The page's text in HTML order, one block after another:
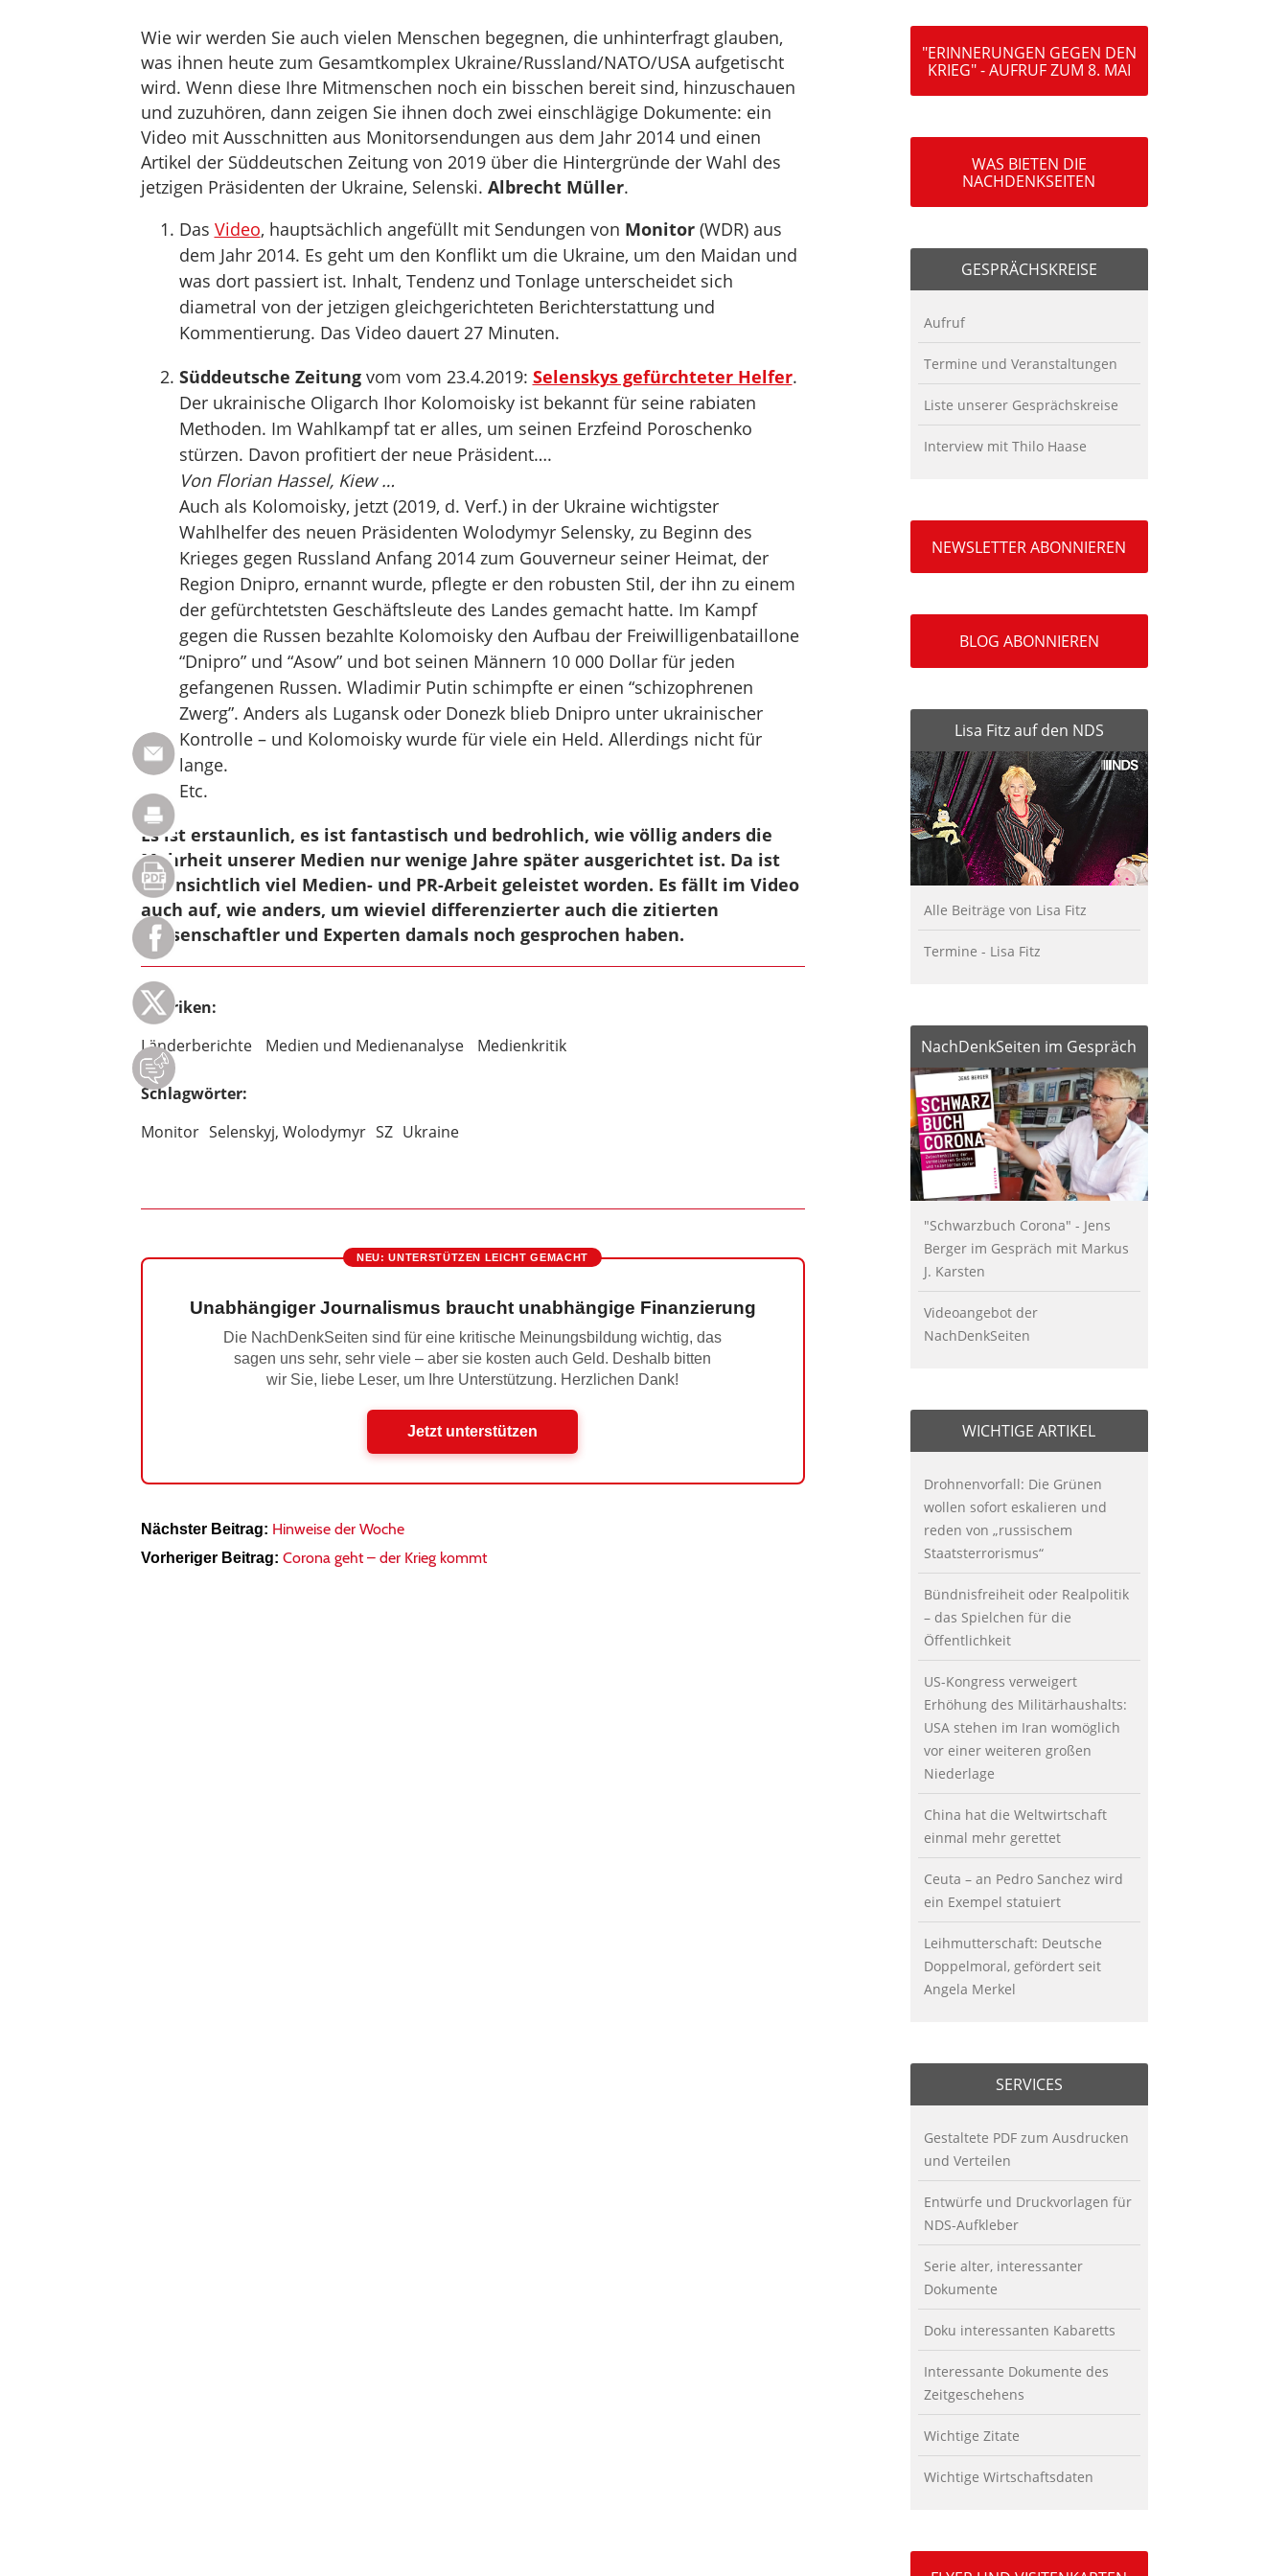
Wie wir werden Sie auch vielen Menschen begegnen, die unhinterfragt glauben,
was ihnen heute zum Gesamtkomplex Ukraine/Russland/NATO/USA aufgetischt
wird. Wenn diese Ihre Mitmenschen noch ein bisschen bereit sind, hinzuschauen
und zuzuhören, dann zeigen Sie ihnen doch zwei einschlägige Dokumente: ein
Video mit Ausschnitten aus Monitorsendungen aus dem Jahr 2014 und einen
Artikel der Süddeutschen Zeitung von 2019 über die Hintergründe der Wahl des
jetzigen Präsidenten der Ukraine, Selenski. Albrecht Müller.
Das Video, hauptsächlich angefüllt mit Sendungen von Monitor(WDR) aus
dem Jahr 2014. Es geht um den Konflikt um die Ukraine, um den Maidan und
was dort passiert ist. Inhalt, Tendenz und Tonlage unterscheidet sich
diametral von der jetzigen gleichgerichteten Berichterstattung und
Kommentierung. Das Video dauert 27 Minuten.
Süddeutsche Zeitungvom vom 23.4.2019: Selenskys gefürchteter Helfer.
Der ukrainische Oligarch Ihor Kolomoisky ist bekannt für seine rabiaten
Methoden. Im Wahlkampf tat er alles, um seinen Erzfeind Poroschenko
stürzen. Davon profitiert der neue Präsident….
Von Florian Hassel, Kiew …
Auch als Kolomoisky, jetzt (2019, d. Verf.) in der Ukraine wichtigster
Wahlhelfer des neuen Präsidenten Wolodymyr Selensky, zu Beginn des
Krieges gegen Russland Anfang 2014 zum Gouverneur seiner Heimat, der
Region Dnipro, ernannt wurde, pflegte er den robusten Stil, der ihn zu einem
der gefürchtetsten Geschäftsleute des Landes gemacht hatte. Im Kampf
gegen die Russen bezahlte Kolomoisky den Aufbau der Freiwilligenbataillone
“Dnipro” und “Asow” und bot seinen Männern 10 000 Dollar für jeden
gefangenen Russen. Wladimir Putin schimpfte er einen “schizophrenen
Zwerg”. Anders als Lugansk oder Donezk blieb Dnipro unter ukrainischer
Kontrolle – und Kolomoisky wurde für viele ein Held. Allerdings nicht für
lange.
Etc.
Es ist erstaunlich, es ist fantastisch und bedrohlich, wie völlig anders die
Mehrheit unserer Medien nur wenige Jahre später ausgerichtet ist. Da ist
offensichtlich viel Medien- und PR-Arbeit geleistet worden. Es fällt im Video
auch auf, wie anders, um wieviel differenzierter auch die zitierten
Wissenschaftler und Experten damals noch gesprochen haben.
Rubriken:
Länderberichte
Medien und Medienanalyse Medienkritik
Schlagwörter:
Monitor Selenskyj, Wolodymyr SZ Ukraine
NEU: UNTERSTÜTZEN LEICHT GEMACHT
Unabhängiger Journalismus braucht unabhängige Finanzierung
Die NachDenkSeiten sind für eine kritische Meinungsbildung wichtig, das
sagen uns sehr, sehr viele – aber sie kosten auch Geld. Deshalb bitten
wir Sie, liebe Leser, um Ihre Unterstützung. Herzlichen Dank!
Jetzt unterstützen
Nächster Beitrag: Hinweise der Woche
Vorheriger Beitrag: Corona geht – der Krieg kommt
"ERINNERUNGEN GEGEN DEN
KRIEG" - AUFRUF ZUM 8. MAI
WAS BIETEN DIE
NACHDENKSEITEN
GESPRÄCHSKREISE
Aufruf
Termine und Veranstaltungen
Liste unserer Gesprächskreise
Interview mit Thilo Haase
NEWSLETTER ABONNIEREN
BLOG ABONNIEREN
Lisa Fitz auf den NDS
Alle Beiträge von Lisa Fitz
Termine - Lisa Fitz
NachDenkSeiten im Gespräch
"Schwarzbuch Corona" - Jens
Berger im Gespräch mit Markus
J. Karsten
Videoangebot der
NachDenkSeiten
WICHTIGE ARTIKEL
Drohnenvorfall: Die Grünen
wollen sofort eskalieren und
reden von „russischem
Staatsterrorismus“
Bündnisfreiheit oder Realpolitik
– das Spielchen für die
Öffentlichkeit
US-Kongress verweigert
Erhöhung des Militärhaushalts:
USA stehen im Iran womöglich
vor einer weiteren großen
Niederlage
China hat die Weltwirtschaft
einmal mehr gerettet
Ceuta – an Pedro Sanchez wird
ein Exempel statuiert
Leihmutterschaft: Deutsche
Doppelmoral, gefördert seit
Angela Merkel
SERVICES
Gestaltete PDF zum Ausdrucken
und Verteilen
Entwürfe und Druckvorlagen für
NDS-Aufkleber
Serie alter, interessanter
Dokumente
Doku interessanten Kabaretts
Interessante Dokumente des
Zeitgeschehens
Wichtige Zitate
Wichtige Wirtschaftsdaten